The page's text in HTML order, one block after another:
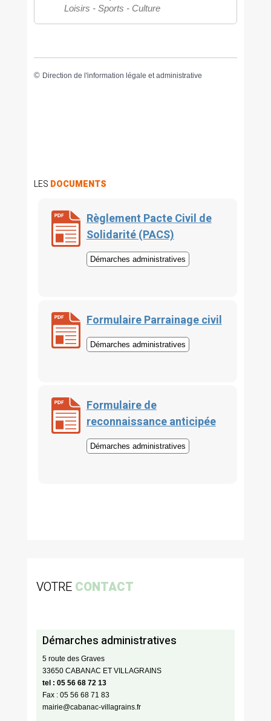
Loisirs - Sports - Culture
© Direction de l'information légale et administrative
LES DOCUMENTS
Règlement Pacte Civil de
Solidarité (PACS)
Démarches administratives
Formulaire Parrainage civil
Démarches administratives
Formulaire de
reconnaissance anticipée
Démarches administratives
VOTRE CONTACT
Démarches administratives
5 route des Graves
33650 CABANAC ET VILLAGRAINS
tel : 05 56 68 72 13
Fax : 05 56 68 71 83
mairie@cabanac-villagrains.fr